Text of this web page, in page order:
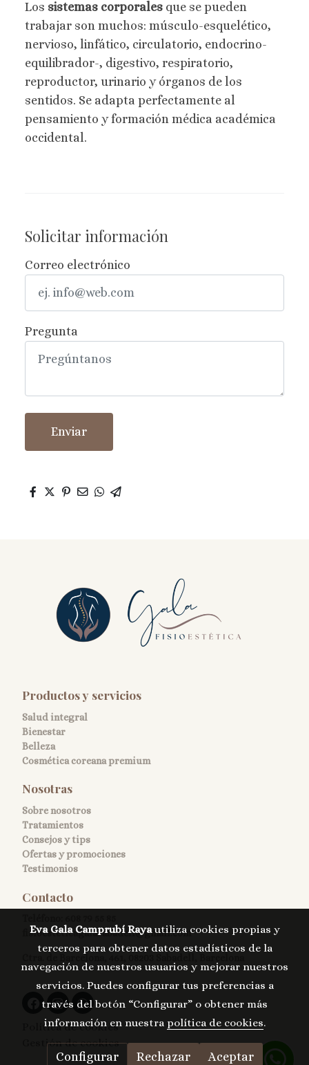
Los sistemas corporales que se pueden
trabajar son muchos: músculo-esquelético,
nervioso, linfático, circulatorio, endocrino-
equilibrador-, digestivo, respiratorio,
reproductor, urinario y órganos de los
sentidos. Se adapta perfectamente al
pensamiento y formación médica académica
occidental.
Solicitar información
Correo electrónico
Pregunta
Enviar
Productos y servicios
Salud integral
Bienestar
Belleza
Cosmética coreana premium
Nosotras
Sobre nosotros
Tratamientos
Consejos y tips
Ofertas y promociones
Testimonios
Contacto
fisioesteticagalasabadell@gmail.com
Política de cookies
Gestión de cookies
Eva Gala Camprubí Rayautiliza cookies propias y
terceros para obtener datos estadísticos de la
navegación de nuestros usuarios y mejorar nuestros
servicios. Puedes configurar tus preferencias a
través del botón “Configurar” o obtener más
información en nuestra política de cookies.
Configurar Rechazar Aceptar